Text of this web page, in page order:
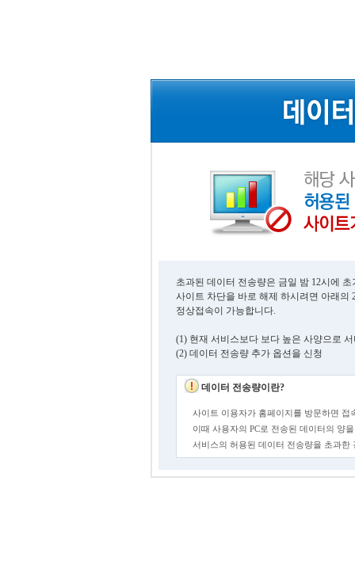
초과된 데이터 전송량은 금일 밤 12시에
사이트 차단을 바로 해제 하시려면 아래의
정상접속이 가능합니다.
(1) 현재 서비스보다 보다 높은 사양으로
(2) 데이터 전송량 추가 옵션을 신청
데이터 전송량이란?
사이트 이용자가 홈페이지를 방문하면 접
이때 사용자의 PC로 전송된 데이터의 양
서비스의 허용된 데이터 전송량을 초과